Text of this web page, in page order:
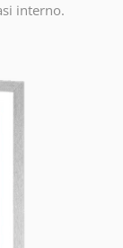
interno.